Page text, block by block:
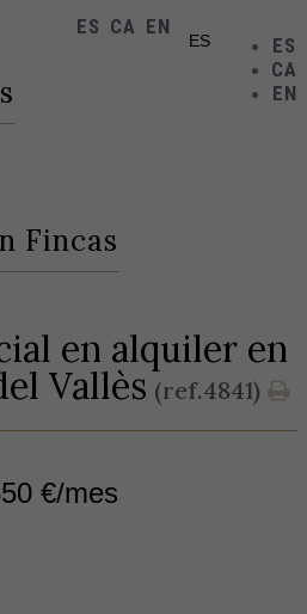
ES
ES
CA
EN
ES CA EN
Fincas
en alquiler en
Vallès (ref.4841)
€/mes